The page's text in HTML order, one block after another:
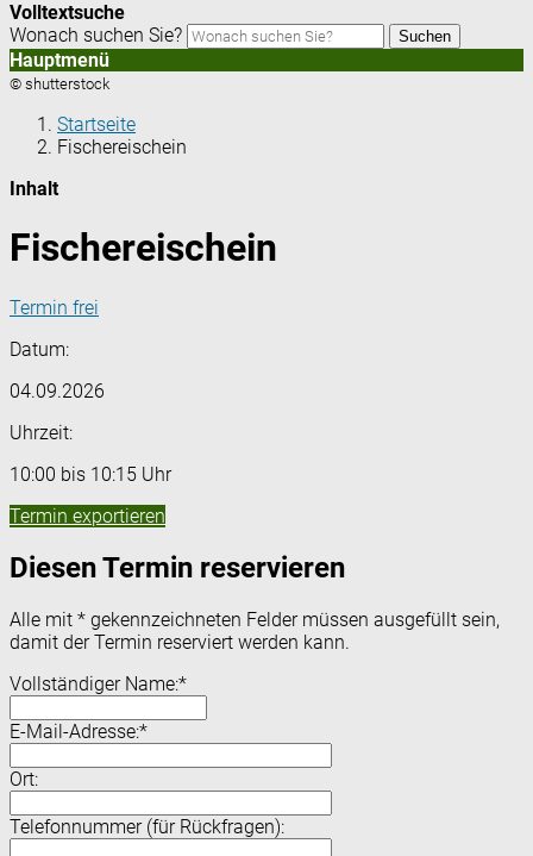
Volltextsuche
Wonach suchen Sie?
Suchen
Hauptmenü
© shutterstock
Startseite
Fischereischein
Inhalt
Fischereischein
Termin frei
Datum:
04.09.2026
Uhrzeit:
10:00 bis 10:15 Uhr
Termin exportieren
Diesen Termin reservieren
Alle mit * gekennzeichneten Felder müssen ausgefüllt sein,
damit der Termin reserviert werden kann.
Vollständiger Name:*
E-Mail-Adresse:*
Ort:
Telefonnummer (für Rückfragen):